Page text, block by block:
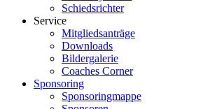
Schiedsrichter
Service
Mitgliedsanträge
Downloads
Bildergalerie
Coaches Corner
Sponsoring
Sponsoringmappe